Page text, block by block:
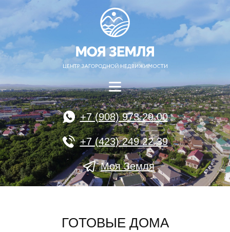
+7 (908) 973 29 00
+7 (423) 249 22 39
Моя Земля
ГОТОВЫЕ ДОМА